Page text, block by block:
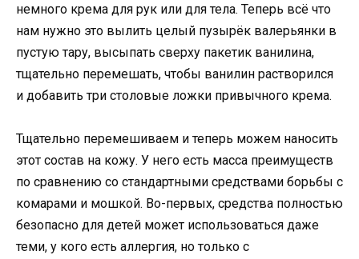
немного крема для рук или для тела. Теперь всё что
нам нужно это вылить целый пузырёк валерьянки в
пустую тару, высыпать сверху пакетик ванилина,
тщательно перемешать, чтобы ванилин растворился
и добавить три столовые ложки привычного крема.
Тщательно перемешиваем и теперь можем наносить
этот состав на кожу. У него есть масса преимуществ
по сравнению со стандартными средствами борьбы с
комарами и мошкой. Во-первых, средства полностью
безопасно для детей может использоваться даже
теми, у кого есть аллергия, но только с